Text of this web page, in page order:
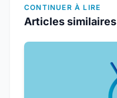
CONTINUER À LIRE
Articles similaires